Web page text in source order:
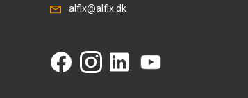
alfix@alfix.dk